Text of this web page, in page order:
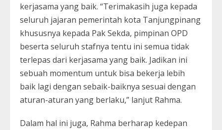
kerjasama yang baik. “Terimakasih juga kepada
seluruh jajaran pemerintah kota Tanjungpinang
khususnya kepada Pak Sekda, pimpinan OPD
beserta seluruh stafnya tentu ini semua tidak
terlepas dari kerjasama yang baik. Jadikan ini
sebuah momentum untuk bisa bekerja lebih
baik lagi dengan sebaik-baiknya sesuai dengan
aturan-aturan yang berlaku,” lanjut Rahma.
Dalam hal ini juga, Rahma berharap kedepan